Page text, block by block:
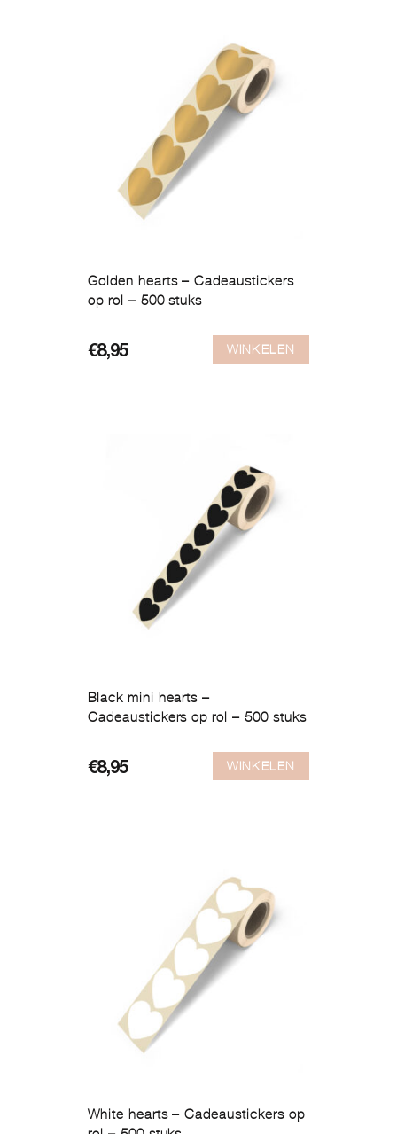
Golden hearts – Cadeaustickers
op rol – 500 stuks
€8,95 WINKELEN
Black mini hearts –
Cadeaustickers op rol – 500 stuks
€8,95 WINKELEN
White hearts – Cadeaustickers op